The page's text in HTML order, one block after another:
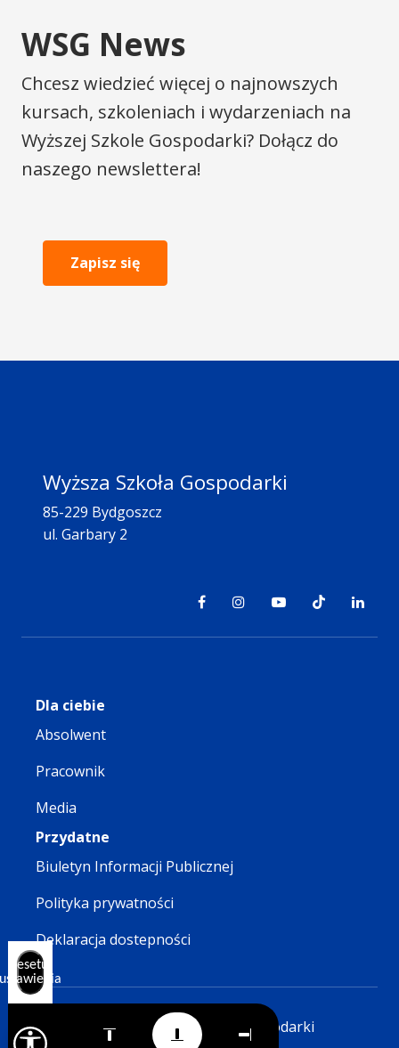
WSG News
Chcesz wiedzieć więcej o najnowszych
kursach, szkoleniach i wydarzeniach na
Wyższej Szkole Gospodarki? Dołącz do
naszego newslettera!
Zapisz się
Wyższa Szkoła Gospodarki
85-229 Bydgoszcz
ul. Garbary 2
Dla ciebie
Absolwent
Pracownik
Media
Przydatne
Biuletyn Informacji Publicznej
Polityka prywatności
Deklaracja dostepności
© 2026 Wyższa Szkoła Gospodarki
Resetuj
ustawienia